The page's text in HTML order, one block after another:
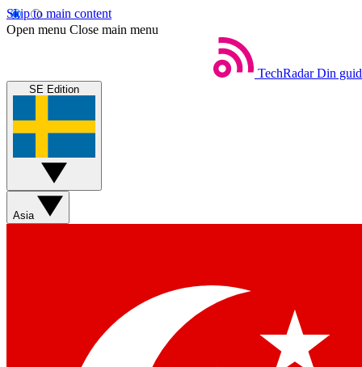
Skip to main content
Open menu Close main menu
TechRadar Din
SE Edition
Asia